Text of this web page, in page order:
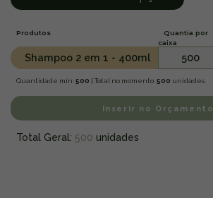
Produtos
Quantia por
caixa
Shampoo 2 em 1 - 400ml 500
Quantidade mín: 500 | Total no momento: 500 unidades.
Inserir no Orçamento
Total Geral: 500 unidades